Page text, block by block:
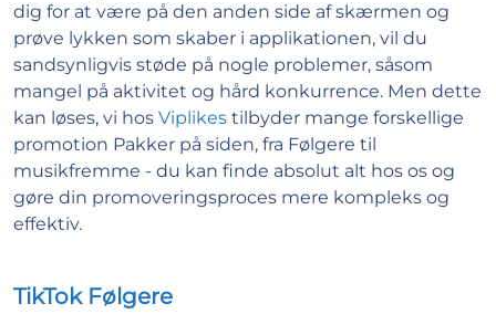
dig for at være på den anden side af skærmen og
prøve lykken som skaber i applikationen, vil du
sandsynligvis støde på nogle problemer, såsom
mangel på aktivitet og hård konkurrence. Men dette
kan løses, vi hos Viplikes tilbyder mange forskellige
promotion Pakker på siden, fra Følgere til
musikfremme - du kan finde absolut alt hos os og
gøre din promoveringsproces mere kompleks og
effektiv.
TikTok Følgere